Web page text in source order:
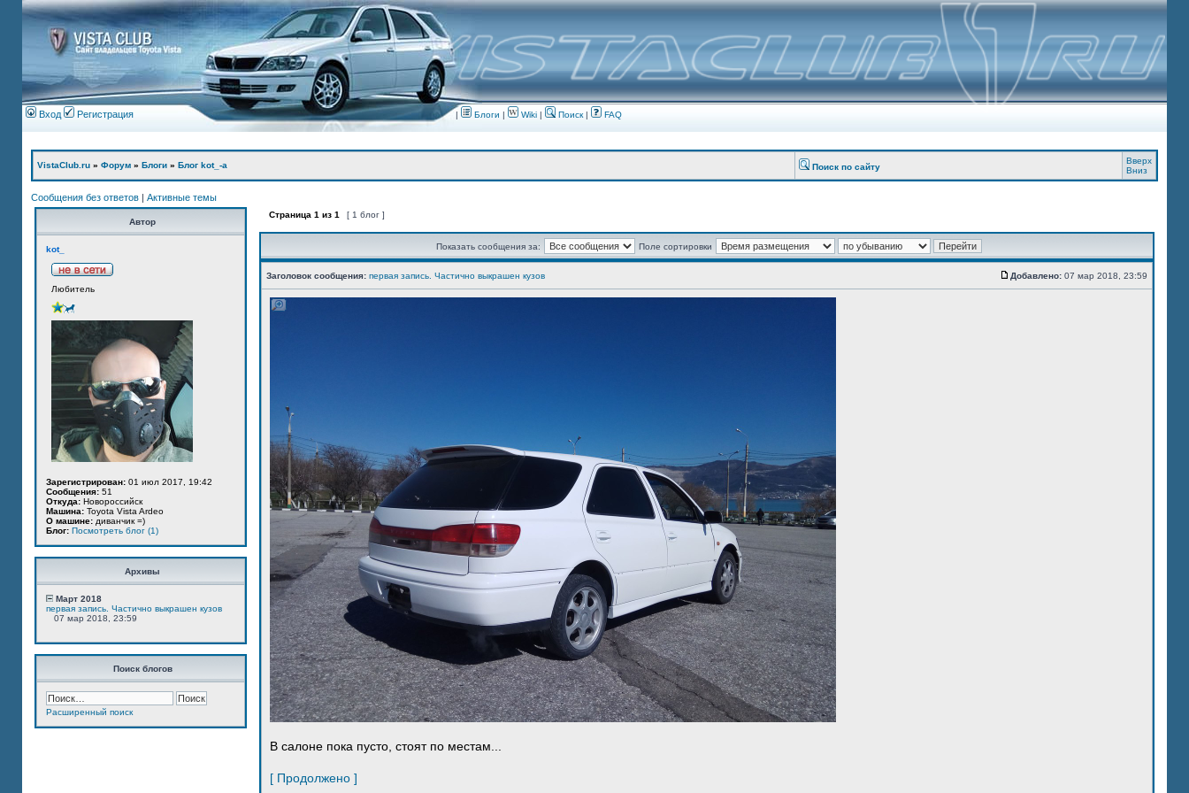
Вход Регистрация | Блоги | Wiki | Поиск| FAQ
VistaClub.ru » Форум » Блоги » Блог kot_-а Поиск по сайту
Вверх
Вниз
Сообщения без ответов | Активные темы
Автор
kot_
Любитель
Зарегистрирован: 01 июл 2017, 19:42
Сообщения: 51
Откуда: Новороссийск
Машина: Toyota Vista Ardeo
О машине: диванчик =)
Блог: Посмотреть блог (1)
Архивы
Март 2018
первая запись. Частично выкрашен кузов
07 мар 2018, 23:59
Поиск блогов
Расширенный поиск
Страница 1 из 1 [ 1 блог ]
Показать сообщения за: Поле сортировки
Заголовок сообщения: первая запись. Частично выкрашен кузов Добавлено: 07 мар 2018, 23:59
В салоне пока пусто, стоят по местам...
[ Продолжено ]